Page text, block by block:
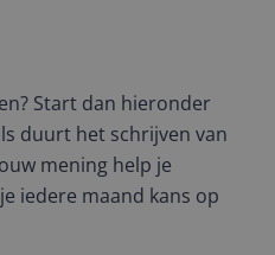
Start dan hieronder
duurt het schrijven van
mening help je
iedere maand kans op